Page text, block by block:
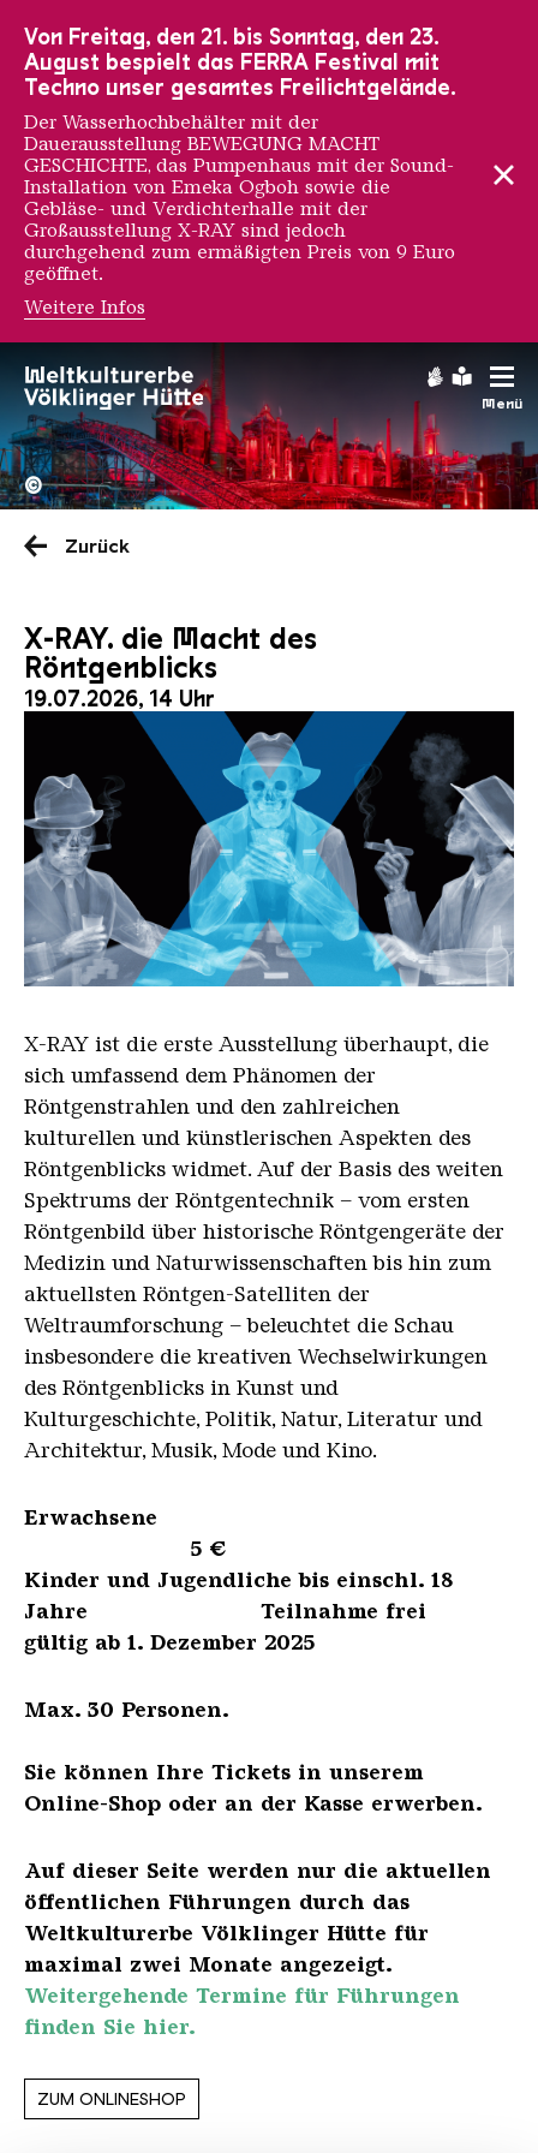
Menü
Hochofengruppe in Rot
Copyright:
©
Zurück
X-RAY. die Macht des
Röntgenblicks
19.07.2026, 14 Uhr
X RAY neu
X-RAY ist die erste Ausstellung überhaupt, die
sich umfassend dem Phänomen der
Röntgenstrahlen und den zahlreichen
kulturellen und künstlerischen Aspekten des
Röntgenblicks widmet. Auf der Basis des weiten
Spektrums der Röntgentechnik – vom ersten
Röntgenbild über historische Röntgengeräte der
Medizin und Naturwissenschaften bis hin zum
aktuellsten Röntgen-Satelliten der
Weltraumforschung – beleuchtet die Schau
insbesondere die kreativen Wechselwirkungen
des Röntgenblicks in Kunst und
Kulturgeschichte, Politik, Natur, Literatur und
Architektur, Musik, Mode und Kino.
Erwachsene
5 €
Kinder und Jugendliche bis einschl. 18
Jahre Teilnahme frei
gültig ab 1. Dezember 2025
Max. 30 Personen.
Sie können Ihre Tickets in unserem
Online-Shop oder an der Kasse erwerben.
Auf dieser Seite werden nur die aktuellen
öffentlichen Führungen durch das
Weltkulturerbe Völklinger Hütte für
maximal zwei Monate angezeigt.
Weitergehende Termine für Führungen
finden Sie hier.
ZUM ONLINESHOP
Von Freitag, den 21. bis Sonntag, den 23.
August bespielt das FERRA Festival mit
Techno unser gesamtes Freilichtgelände.
Der Wasserhochbehälter mit der
Dauerausstellung BEWEGUNG MACHT
GESCHICHTE, das Pumpenhaus mit der Sound-
Installation von Emeka Ogboh sowie die
Gebläse- und Verdichterhalle mit der
Großausstellung X-RAY sind jedoch
durchgehend zum ermäßigten Preis von 9 Euro
geöffnet.
Weitere Infos